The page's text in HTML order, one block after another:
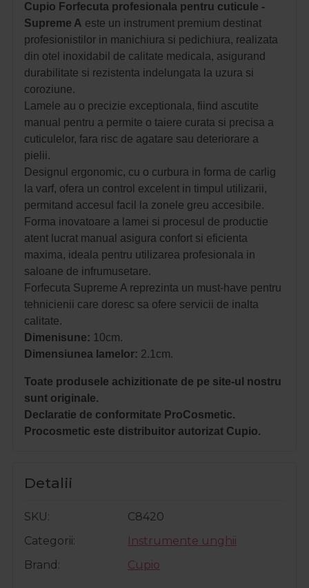
Cupio Forfecuta profesionala pentru cuticule -
Supreme A este un instrument premium destinat
profesionistilor in manichiura si pedichiura, realizata
din otel inoxidabil de calitate medicala, asigurand
durabilitate si rezistenta indelungata la uzura si
coroziune.
Lamele au o precizie exceptionala, fiind ascutite
manual pentru a permite o taiere curata si precisa a
cuticulelor, fara risc de agatare sau deteriorare a
pielii.
Designul ergonomic, cu o curbura in forma de carlig
la varf, ofera un control excelent in timpul utilizarii,
permitand accesul facil la zonele greu accesibile.
Forma inovatoare a lamei si procesul de productie
atent lucrat manual asigura confort si eficienta
maxima, ideala pentru utilizarea profesionala in
saloane de infrumusetare.
Forfecuta Supreme A reprezinta un must-have pentru
tehnicienii care doresc sa ofere servicii de inalta
calitate.
Dimenisune: 10cm.
Dimensiunea lamelor: 2.1cm.
Toate produsele achizitionate de pe site-ul nostru
sunt originale.
Declaratie de conformitate ProCosmetic.
Procosmetic este distribuitor autorizat Cupio.
Detalii
SKU
C8420
Categorii
Instrumente unghii
Brand
Cupio